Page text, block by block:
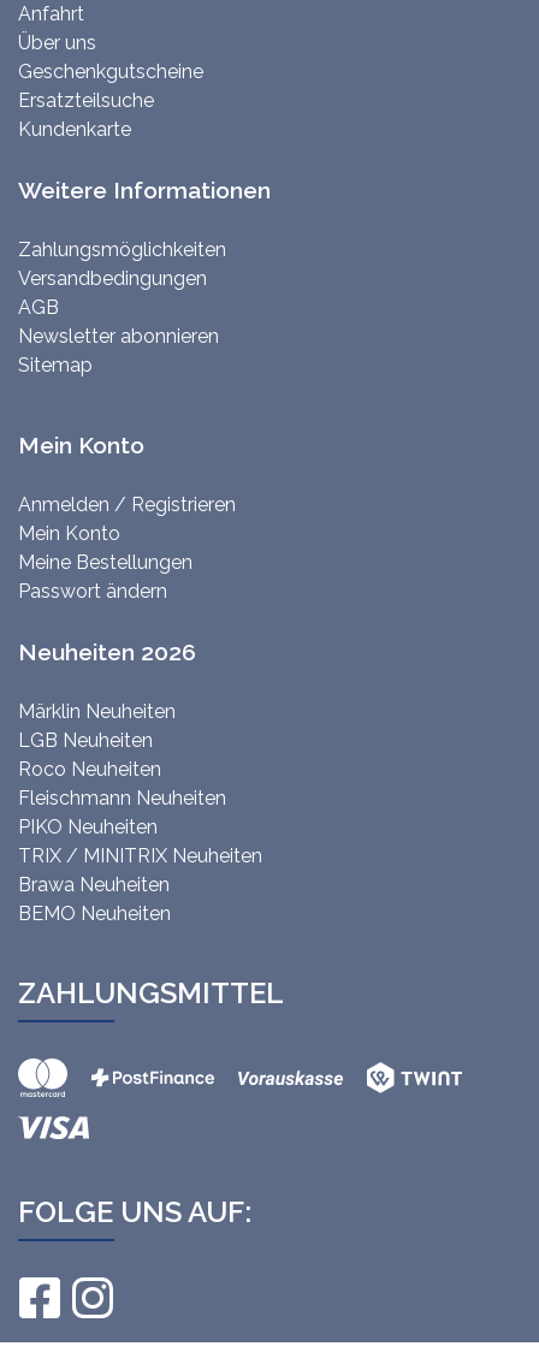
Anfahrt
Über uns
Geschenkgutscheine
Ersatzteilsuche
Kundenkarte
Weitere Informationen
Zahlungsmöglichkeiten
Versandbedingungen
AGB
Newsletter abonnieren
Sitemap
Mein Konto
Anmelden / Registrieren
Mein Konto
Meine Bestellungen
Passwort ändern
Neuheiten 2026
Märklin Neuheiten
LGB Neuheiten
Roco Neuheiten
Fleischmann Neuheiten
PIKO Neuheiten
TRIX / MINITRIX Neuheiten
Brawa Neuheiten
BEMO Neuheiten
ZAHLUNGSMITTEL
FOLGE UNS AUF: